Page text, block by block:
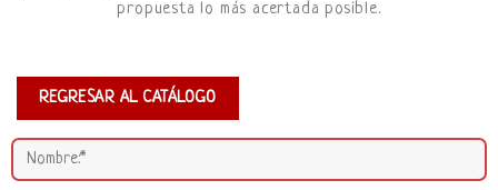
propuesta lo más acertada posible.
REGRESAR AL CATÁLOGO